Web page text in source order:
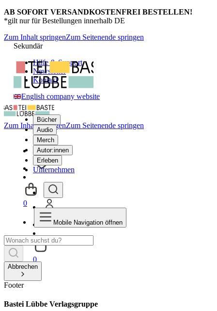
AB SOFORT VERSANDKOSTENFREI BESTELLEN!
*gilt nur für Bestellungen innerhalb DE
Zum Inhalt springenZum Seitenende springen
Sekundär
Hilfe & Support
Newsletter
Kontakt
English company website
Bücher
Audio
Merch
Autor:innen
Erleben
Unternehmen
0
Zum Inhalt springenZum Seitenende springen
0
Mobile Navigation öffnen
Abbrechen
Footer
Bastei Lübbe Verlagsgruppe